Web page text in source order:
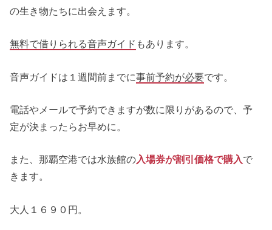
の生き物たちに出会えます。
無料で借りられる音声ガイド もあります。
音声ガイドは１週間前までに事前予約が必要です。
電話やメールで予約できますが数に限りがあるので、予
定が決まったらお早めに。
また、那覇空港では水族館の入場券が割引価格で購入で
きます。
大人１６９０円。